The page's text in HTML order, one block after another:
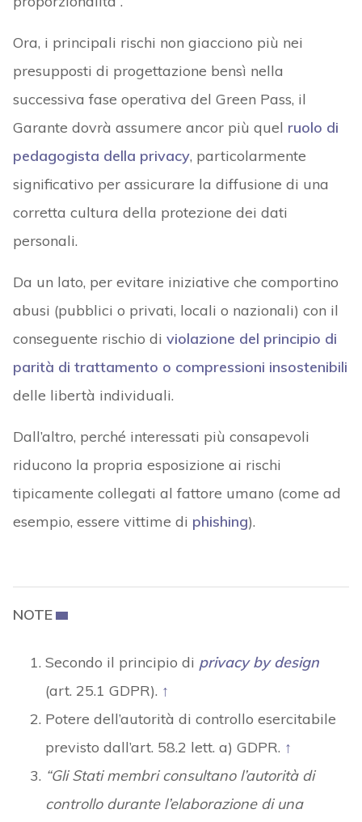
Ora, i principali rischi non giacciono più nei
presupposti di progettazione bensì nella
successiva fase operativa del Green Pass, il
Garante dovrà assumere ancor più quel ruolo di
pedagogista della privacy, particolarmente
significativo per assicurare la diffusione di una
corretta cultura della protezione dei dati
personali.
Da un lato, per evitare iniziative che comportino
abusi (pubblici o privati, locali o nazionali) con il
conseguente rischio di violazione del principio di
parità di trattamento o compressioni insostenibili
delle libertà individuali.
Dall’altro, perché interessati più consapevoli
riducono la propria esposizione ai rischi
tipicamente collegati al fattore umano (come ad
esempio, essere vittime di phishing).
NOTE
Secondo il principio di privacy by design
(art. 25.1 GDPR). ↑
Potere dell’autorità di controllo esercitabile
previsto dall’art. 58.2 lett. a) GDPR. ↑
“Gli Stati membri consultano l’autorità di
controllo durante l’elaborazione di una